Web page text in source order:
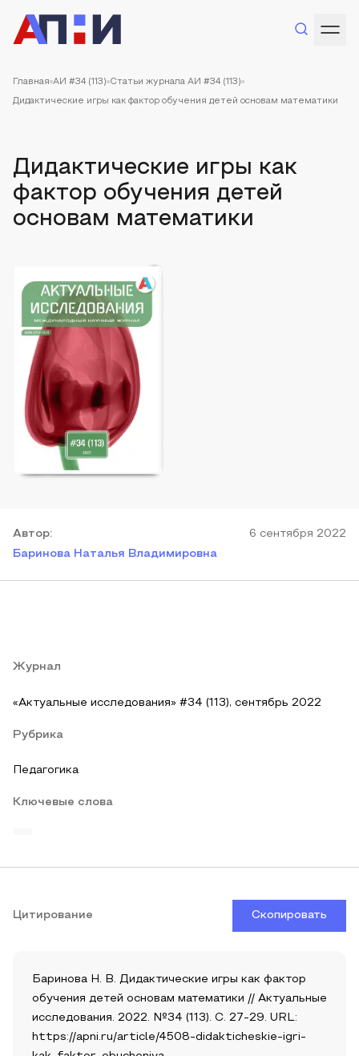
Главная АИ #34 (113) Статьи журнала АИ #34 (113)
Дидактические игры как фактор обучения детей основам математики
Дидактические игры как
фактор обучения детей
основам математики
Автор:
Баринова Наталья Владимировна
6 сентября 2022
Журнал
«Актуальные исследования» #34 (113), сентябрь 2022
Рубрика
Педагогика
Ключевые слова
Цитирование Скопировать
Баринова Н. В. Дидактические игры как фактор
обучения детей основам математики // Актуальные
исследования. 2022. №34 (113). С. 27-29. URL:
https://apni.ru/article/4508-didakticheskie-igri-